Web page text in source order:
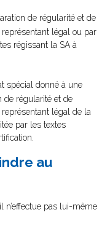
de régularité et de
légal ou par
régissant la SA à
spécial donné à une
de régularité et de
légal de la
par les textes
au
n’effectue pas lui-même